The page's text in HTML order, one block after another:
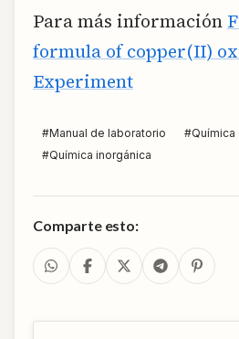
Para más información
formula of copper(II)
Experiment
#Manual de laboratorio #Química
#Química inorgánica
Comparte esto: